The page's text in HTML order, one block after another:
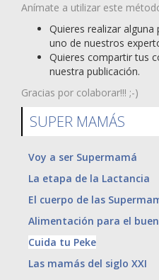
Anímate a utilizar este
Quieres realizar
uno de nuestros
Quieres compartir tus
nuestra publicación.
Gracias por colaborar!!! ;-)
SUPER MAMÁS
Voy a ser Supermamá
La etapa de la Lactancia
El cuerpo de las
Alimentación para el
Cuida tu Peke
Las mamás del siglo XXI